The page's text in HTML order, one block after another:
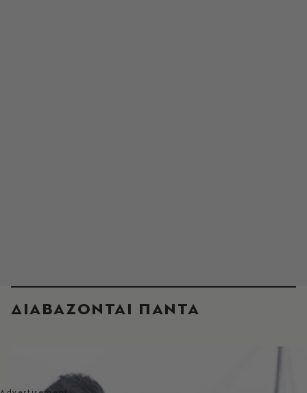
ΔΙΑΒΑΖΟΝΤΑΙ ΠΑΝΤΑ